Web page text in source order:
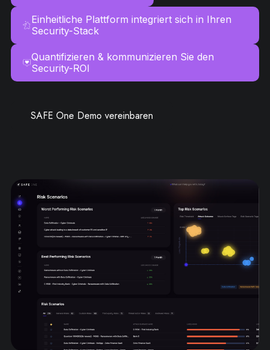
Einheitliche Plattform integriert sich in Ihren
Security-Stack
Quantifizieren & kommunizieren Sie den
Security-ROI
SAFE One Demo vereinbaren